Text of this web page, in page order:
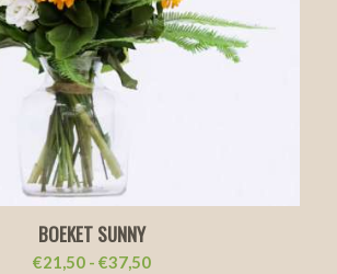
BOEKET SUNNY
€21,50 - €37,50Prijsklasse: